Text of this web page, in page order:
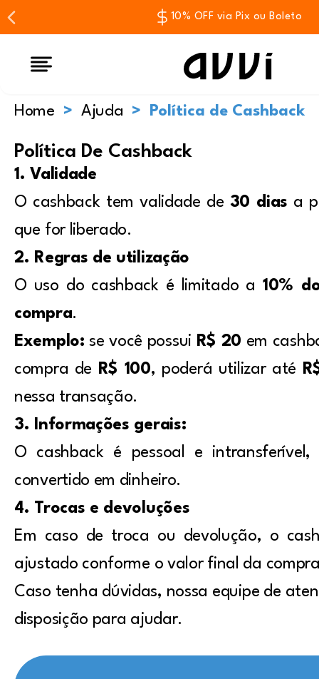
10% OFF via Pix ou Boleto
Home Ajuda Política de Cashback
Política De Cashback
1. Validade
O cashback tem validade de 30 dias a
que for liberado.
2. Regras de utilização
O uso do cashback é limitado a 10%
compra.
Exemplo: se você possui R$ 20 em
compra de
R$ 100, poderá utilizar até
nessa transação.
3. Informações gerais:
O cashback é pessoal e
convertido em dinheiro.
4. Trocas e devoluções
Em caso de troca ou devolução, o
ajustado conforme o valor final da
Caso tenha dúvidas, nossa equipe de
disposição para ajudar.